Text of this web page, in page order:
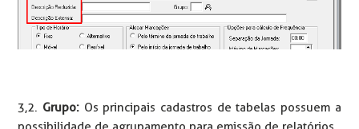
3,2. Grupo: Os principais cadastros de tabelas possuem a